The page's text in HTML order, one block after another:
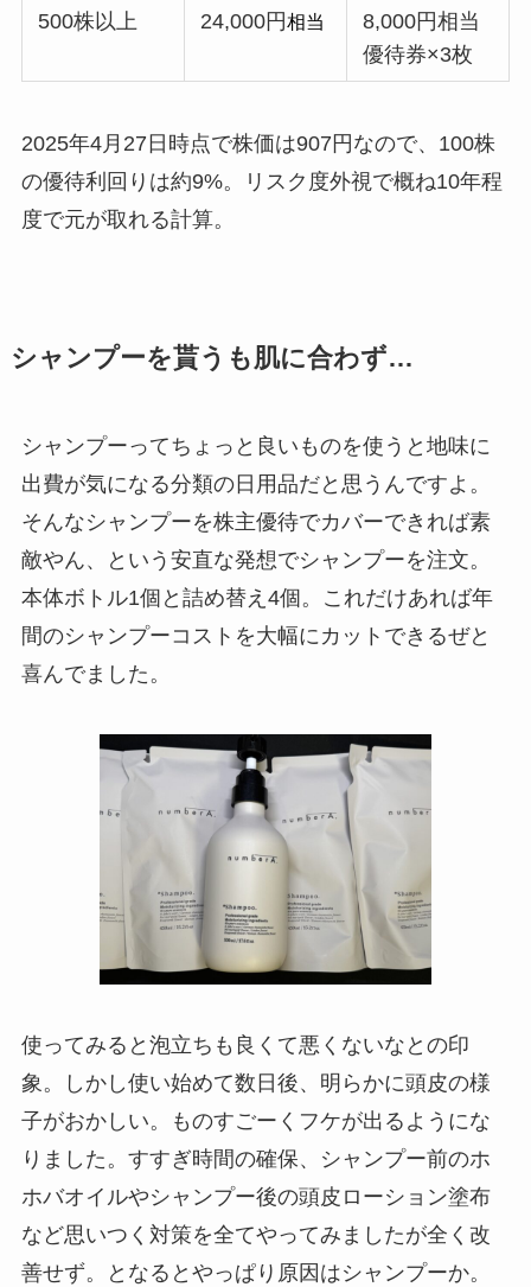
500株以上 24,000円相当
8,000円相当
優待券×3枚
2025年4月27日時点で株価は907円なので、100株
の優待利回りは約9%。リスク度外視で概ね10年程
度で元が取れる計算。
シャンプーを貰うも肌に合わず…
シャンプーってちょっと良いものを使うと地味に
出費が気になる分類の日用品だと思うんですよ。
そんなシャンプーを株主優待でカバーできれば素
敵やん、という安直な発想でシャンプーを注文。
本体ボトル1個と詰め替え4個。これだけあれば年
間のシャンプーコストを大幅にカットできるぜと
喜んでました。
使ってみると泡立ちも良くて悪くないなとの印
象。しかし使い始めて数日後、明らかに頭皮の様
子がおかしい。ものすごーくフケが出るようにな
りました。すすぎ時間の確保、シャンプー前のホ
ホバオイルやシャンプー後の頭皮ローション塗布
など思いつく対策を全てやってみましたが全く改
善せず。となるとやっぱり原因はシャンプーか。